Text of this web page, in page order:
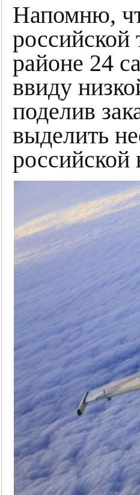
Напомню,
российской
районе 24
ввиду
поделив
выделить
российской